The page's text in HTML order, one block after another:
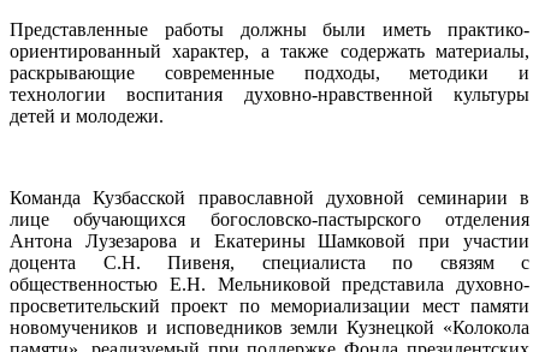
Представленные работы должны были иметь практико-
ориентированный характер, а также содержать материалы,
раскрывающие современные подходы, методики и
технологии воспитания духовно-нравственной культуры
детей и молодежи.
Команда Кузбасской православной духовной семинарии в
лице обучающихся богословско-пастырского отделения
Антона Лузезарова и Екатерины Шамковой при участии
доцента С.Н. Пивеня, специалиста по связям с
общественностью Е.Н. Мельниковой представила духовно-
просветительский проект по мемориализации мест памяти
новомучеников и исповедников земли Кузнецкой «Колокола